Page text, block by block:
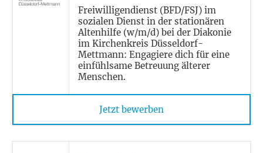
Freiwilligendienst (BFD/FSJ) im
sozialen Dienst in der stationären
Altenhilfe (w/m/d) bei der Diakonie
im Kirchenkreis Düsseldorf-
Mettmann: Engagiere dich für eine
einfühlsame Betreuung älterer
Menschen.
Jetzt bewerben